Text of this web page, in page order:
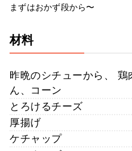
まずはおかず段から〜
材料
昨晩のシチューから、 鶏
ん、コーン
とろけるチーズ
厚揚げ
ケチャップ